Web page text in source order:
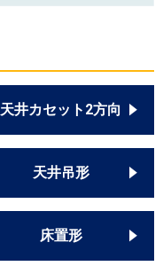
天井カセット2方向
天井吊形
床置形